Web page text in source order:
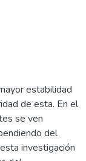
estabilidad
de esta. En el
se ven
del
investigación